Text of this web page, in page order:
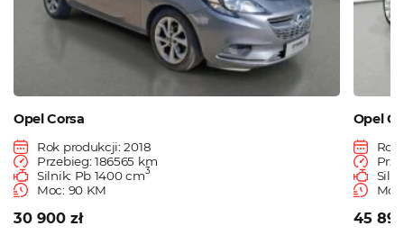
Opel Corsa
Rok produkcji: 2018
Przebieg: 186565 km
Silnik: Pb 1400 cm3
Moc: 90 KM
30 900 zł
Opel
Rok
45